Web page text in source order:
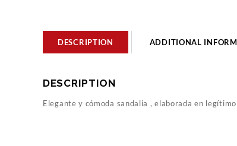
DESCRIPTION ADDITIONAL
DESCRIPTION
Elegante y cómoda sandalia , elaborada en